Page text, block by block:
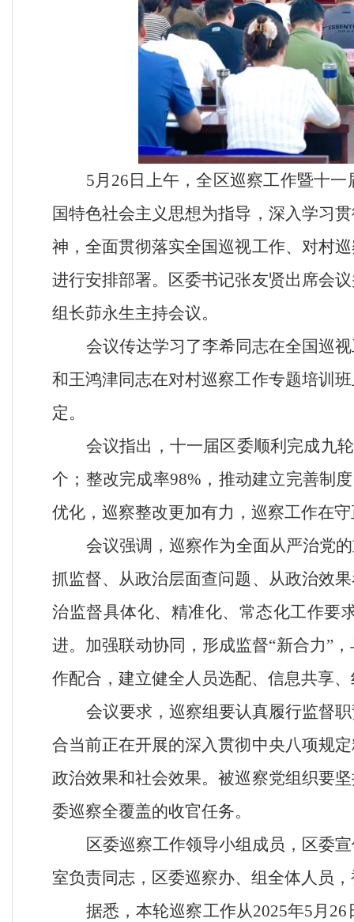
5月 26 日上午，全区巡察工作暨十一
国特色社会主义思想为指导，深入学习
神，全面贯彻落实全国巡视工作、对村
进行安排部署。区委书记张友贤出席会
组长茆永生主持会议。
会议传达学习了李希同志在全国巡
和王鸿津同志在对村巡察工作专题培训
定。
会议指出，十一届区委顺利完成九
个；整改完成率98% ，推动建立完善制度
优化，巡察整改更加有力，巡察工作在
会议强调，巡察作为全面从严治党
抓监督、从政治层面查问题、从政治效
治监督具体化、精准化、常态化工作要
进。加强联动协同，形成监督“新合力”，
作配合，建立健全人员选配、信息共享
会议要求，巡察组要认真履行监督
合当前正在开展的深入贯彻中央八项规
政治效果和社会效果。被巡察党组织要
委巡察全覆盖的收官任务。
区委巡察工作领导小组成员，区委
室负责同志，区委巡察办、组全体人员
据悉，本轮巡察工作从2025年5月 26